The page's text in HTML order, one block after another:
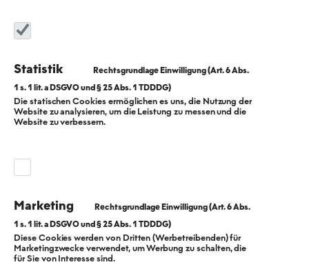
Bei der BEW Berliner Energie und Wärme setzen wir
Energieerzeugung aktiv für die Umsetzung der
Berliner Wärmewende ein. Ob Fernwärme,
individuelle, dezentrale Wärmelösung oder
Energieversorger. Mit der ganzheitlichen Ausrichtung
von einem passenden Gesamtpaket für Ihr Gebäude
oder Quartier. Dabei eignen sich unsere
Versorgungslösungen sowohl für den Neubau als auch
Statistik
Die statischen Cookies ermöglichen es uns, die Nutzung der
Website zu analysieren, um die Leistung zu messen und die
Website zu verbessern.
Marketing
Diese Cookies werden von Dritten (Werbetreibenden) für
Marketingzwecke verwendet, um Werbung zu schalten, die
für Sie von Interesse sind.